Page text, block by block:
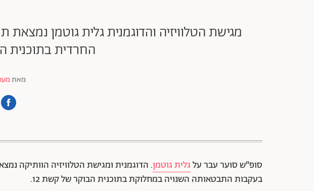
מגישת הטלוויזיה והדוגמנית גלית גוטמן
החרדית בתוכנית
מאת
סופ"ש סוער עבר עלגלית גוטמן. הדוגמנית ומגישת הטלוויזיה הוותיקה
בעקבות התבטאותה השנויה במחלוקת בתוכנית הבוקר של קשת 12.